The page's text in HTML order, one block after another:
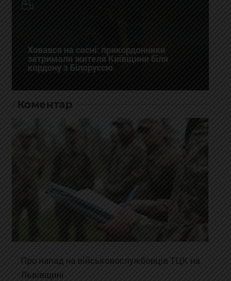
Ховався на сосні: прикордонники
затримали жителя Київщини біля
кордону з Білоруссю
Коментар
Про напад на військовослужбовців ТЦК на
Львівщині